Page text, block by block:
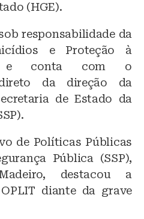
(HGE).
responsabilidade da
e Proteção à
e conta com o
direto da direção da
de Estado da
de Políticas Públicas
Pública (SSP),
destacou a
diante da grave